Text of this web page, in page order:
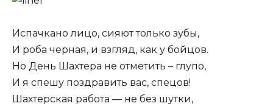
Испачкано лицо, сияют только зубы,
И роба черная, и взгляд, как у бойцов.
Но День Шахтера не отметить – глупо,
И я спешу поздравить вас, спецов!
Шахтерская работа — не без шутки,